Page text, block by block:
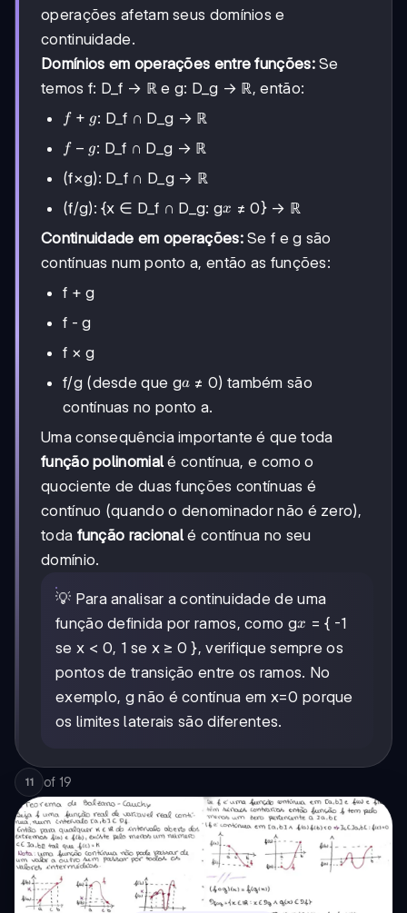
operações afetam seus domínios e
continuidade.
Domínios em operações entre funções:Se
temos f: D_f → ℝ e g: D_g → ℝ, então:
f+g
f + g: D_f ∩ D_g → ℝ
f-
f − g: D_f ∩ D_g → ℝ
(f×g): D_f ∩ D_g → ℝ
(f/g): {x ∈ D_f ∩ D_g: gx
x ≠ 0} → ℝ
Continuidade em operações:Se f e g são
contínuas num ponto a, então as funções:
f + g
f - g
f × g
f/g (desde que ga
a ≠ 0) também são
contínuas no ponto a.
Uma consequência importante é que toda
função polinomial é contínua, e como o
quociente de duas funções contínuas é
contínuo (quando o denominador não é zero),
toda função racional é contínua no seu
domínio.
💡 Para analisar a continuidade de uma
função definida por ramos, como gx
x = { -1
se x < 0, 1 se x ≥ 0 }, verifique sempre os
pontos de transição entre os ramos. No
exemplo, g não é contínua em x=0 porque
os limites laterais são diferentes.
11 of 19